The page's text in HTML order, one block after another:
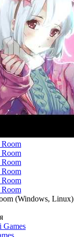
(Windows, Linux)
Games